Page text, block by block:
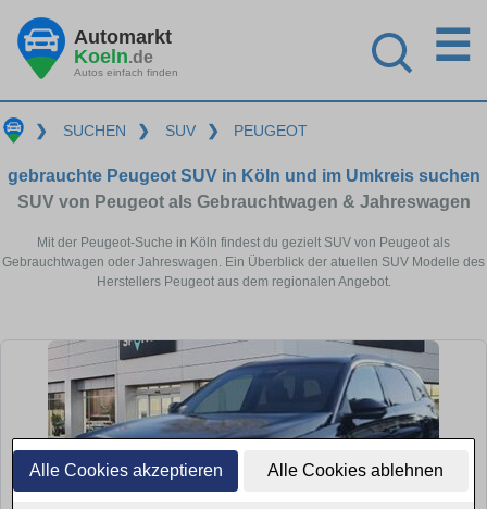
Alle Cookies akzeptieren Alle Cookies ablehnen
Automarkt
Koeln.de
Autos einfach finden
☰
❯ SUCHEN ❯ SUV ❯ PEUGEOT
gebrauchte Peugeot SUV in Köln und im Umkreis suchen
SUV von Peugeot als Gebrauchtwagen & Jahreswagen
Mit der Peugeot-Suche in Köln findest du gezielt SUV von Peugeot als
Gebrauchtwagen oder Jahreswagen. Ein Überblick der atuellen SUV Modelle des
Herstellers Peugeot aus dem regionalen Angebot.